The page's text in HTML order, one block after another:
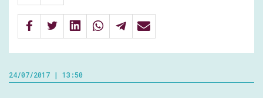
24/07/2017 | 13:50